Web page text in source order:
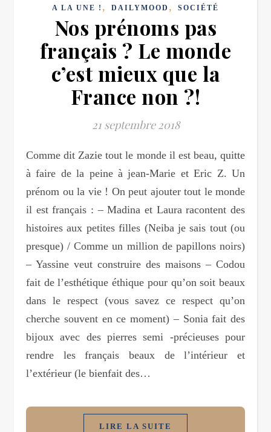
A LA UNE ! , DAILYMOOD , SOCIÉTÉ
Nos prénoms pas
français ? Le monde
c’est mieux que la
France non ?!
21 septembre 2018
Comme dit Zazie tout le monde il est beau, quitte
à faire de la peine à jean-Marie et Eric Z. Un
prénom ou la vie ! On peut ajouter tout le monde
il est français : – Madina et Laura racontent des
histoires aux petites filles (Neiba je sais tout (ou
presque) / Comme un million de papillons noirs)
– Yassine veut construire des maisons – Codou
fait de l’esthétique éthique pour qu’on soit beaux
dans le respect (vous savez ce respect qu’on
cherche souvent en ce moment) – Sonia fait des
bijoux avec des pierres semi -précieuses pour
rendre les français beaux de l’intérieur et
l’extérieur (le bienfait des…
LIRE LA SUITE